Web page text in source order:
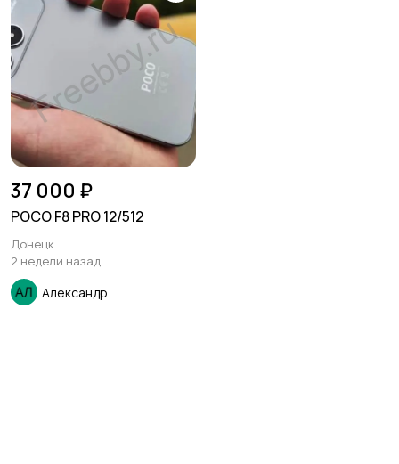
37 000 ₽
POCO F8 PRO 12/512
Донецк
2 недели назад
Александр